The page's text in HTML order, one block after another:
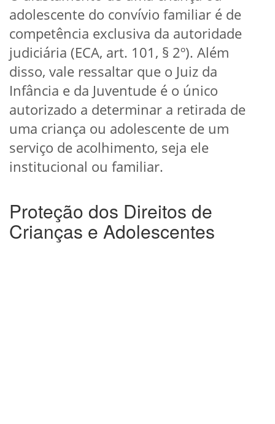
adolescente do convívio familiar é de
competência exclusiva da autoridade
judiciária (ECA, art. 101, § 2º). Além
disso, vale ressaltar que o Juiz da
Infância e da Juventude é o único
autorizado a determinar a retirada de
uma criança ou adolescente de um
serviço de acolhimento, seja ele
institucional ou familiar.
Proteção dos Direitos de
Crianças e Adolescentes